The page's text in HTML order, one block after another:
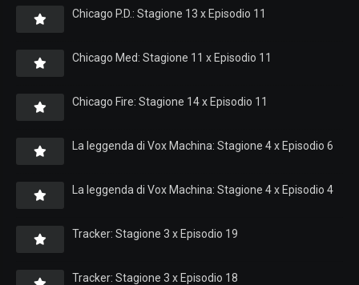
Chicago P.D.: Stagione 13 x Episodio 11
Chicago Med: Stagione 11 x Episodio 11
Chicago Fire: Stagione 14 x Episodio 11
La leggenda di Vox Machina: Stagione 4 x Episodio 6
La leggenda di Vox Machina: Stagione 4 x Episodio 4
Tracker: Stagione 3 x Episodio 19
Tracker: Stagione 3 x Episodio 18